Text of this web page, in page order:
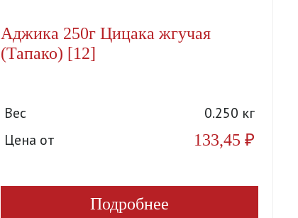
Аджика 250г Цицака жгучая
(Тапако) [12]
Вес
0.250 кг
Цена от
133,45 ₽
Подробнее